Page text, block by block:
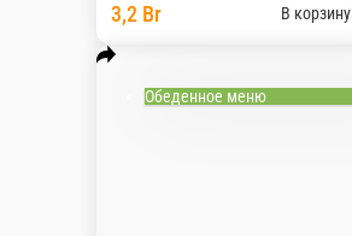
3,2 Br В корзину
Обеденное меню